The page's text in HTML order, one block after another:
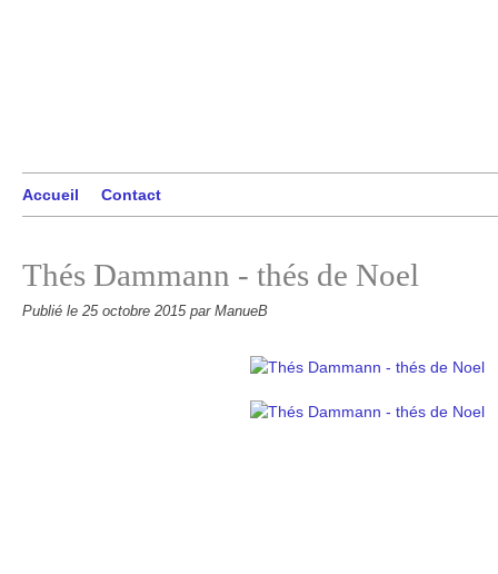
Accueil Contact
Thés Dammann - thés de Noel
Publié le 25 octobre 2015 par ManueB